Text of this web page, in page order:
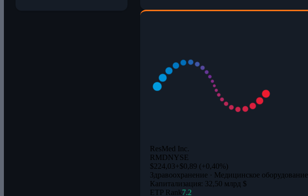
ResMed Inc.
RMDNYSE
$224,03+$0,89 (+0,40%)
Здравоохранение · Медицинское оборудование
Капитализация: 32,50 млрд $
ETP Rank7.2